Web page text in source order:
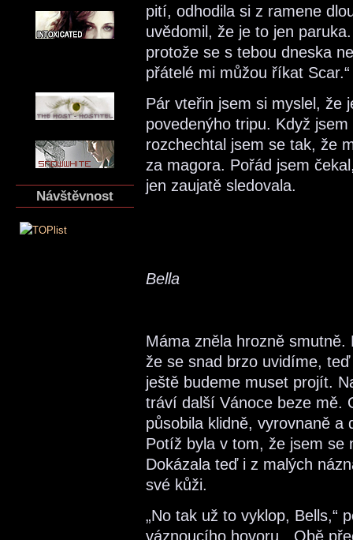
Návštěvnost
pití, odhodila si z ramene
uvědomil, že je to jen
protože se s tebou dneska
přátelé mi můžou říkat Scar.“
Pár vteřin jsem si myslel, že
povedenýho tripu. Když
rozchechtal jsem se tak, že
za magora. Pořád jsem
jen zaujatě sledovala.
Bella
Máma zněla hrozně
že se snad brzo uvidíme,
ještě budeme muset projít.
tráví další Vánoce beze mě.
působila klidně, vyrovnaně a
Potíž byla v tom, že jsem se
Dokázala teď i z malých
své kůži.
„No tak už to vyklop, Bells,“
váznoucího hovoru. „Obě